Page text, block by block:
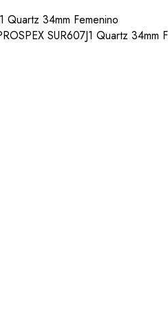
Quartz 34mm Femenino
SUR607J1 Quartz 34mm